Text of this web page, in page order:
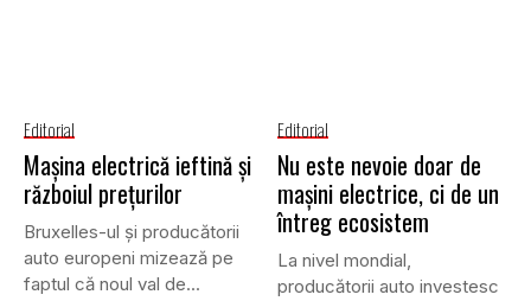
Editorial
Mașina electrică ieftină și
războiul prețurilor
Bruxelles-ul și producătorii
auto europeni mizează pe
faptul că noul val de...
Editorial
Nu este nevoie doar de
mașini electrice, ci de un
întreg ecosistem
La nivel mondial,
producătorii auto investesc